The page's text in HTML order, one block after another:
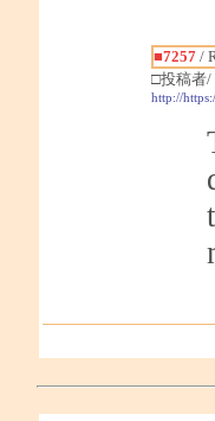
■7257/
□投稿者/
http://